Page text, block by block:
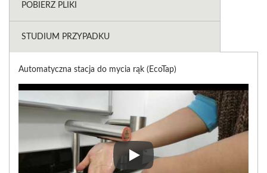
POBIERZ PLIKI
STUDIUM PRZYPADKU
Automatyczna stacja do mycia rąk (EcoTap)
Automatyczna stacja do mycia